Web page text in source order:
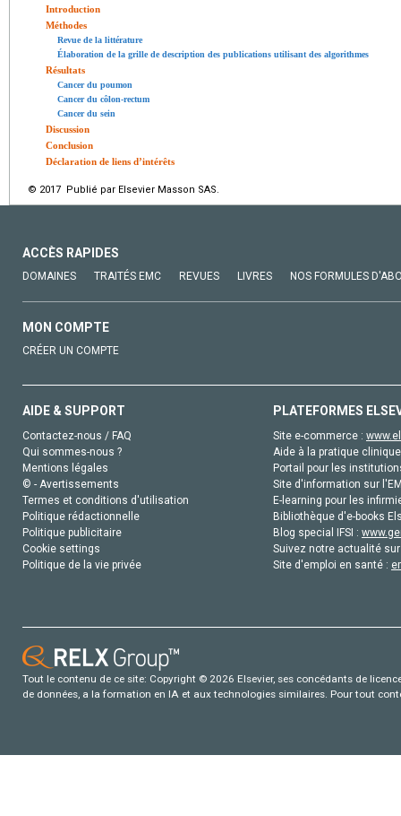
Introduction
Méthodes
Revue de la littérature
Élaboration de la grille de description des publications utilisant des algorithmes
Résultats
Cancer du poumon
Cancer du côlon-rectum
Cancer du sein
Discussion
Conclusion
Déclaration de liens d’intérêts
© 2017 Publié par Elsevier Masson SAS.
ACCÈS RAPIDES
DOMAINES TRAITÉS EMC REVUES LIVRES NOS FORMULES
MON COMPTE
CRÉER UN COMPTE
AIDE & SUPPORT
Contactez-nous / FAQ
Qui sommes-nous ?
Mentions légales
© - Avertissements
Termes et conditions d'utilisation
Politique rédactionnelle
Politique publicitaire
Cookie settings
Politique de la vie privée
PLATEFORMES
Site e-commerce :
Aide à la pratique
Portail pour les
Site d'information sur
E-learning pour les
Bibliothèque d'e-books
Blog special IFSI :
Suivez notre actualité
Site d'emploi en santé :
Tout le contenu de ce site: Copyright © 2026 Elsevier, ses concédants de
de données, a la formation en IA et aux technologies similaires. Pour tout